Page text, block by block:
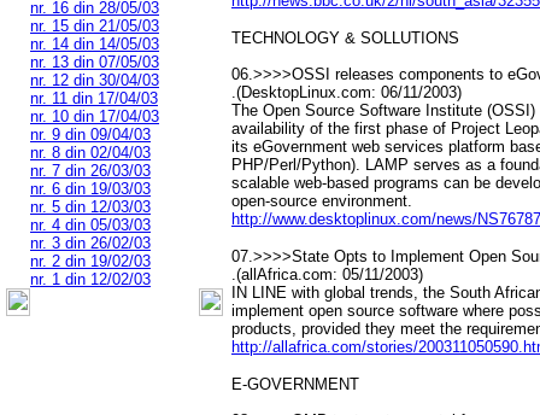
nr. 16 din 28/05/03
nr. 15 din 21/05/03
nr. 14 din 14/05/03
nr. 13 din 07/05/03
nr. 12 din 30/04/03
nr. 11 din 17/04/03
nr. 10 din 17/04/03
nr. 9 din 09/04/03
nr. 8 din 02/04/03
nr. 7 din 26/03/03
nr. 6 din 19/03/03
nr. 5 din 12/03/03
nr. 4 din 05/03/03
nr. 3 din 26/02/03
nr. 2 din 19/02/03
nr. 1 din 12/02/03
TECHNOLOGY & SOLLUTIONS
06.>>>>OSSI releases components to
.(DesktopLinux.com: 06/11/2003)
The Open Source Software Institute
availability of the first phase of Project
its eGovernment web services platform
PHP/Perl/Python). LAMP serves as a
scalable web-based programs can be
open-source environment.
http://www.desktoplinux.com/news/
07.>>>>State Opts to Implement Open
.(allAfrica.com: 05/11/2003)
IN LINE with global trends, the South
implement open source software where
products, provided they meet the
http://allafrica.com/stories/
E-GOVERNMENT